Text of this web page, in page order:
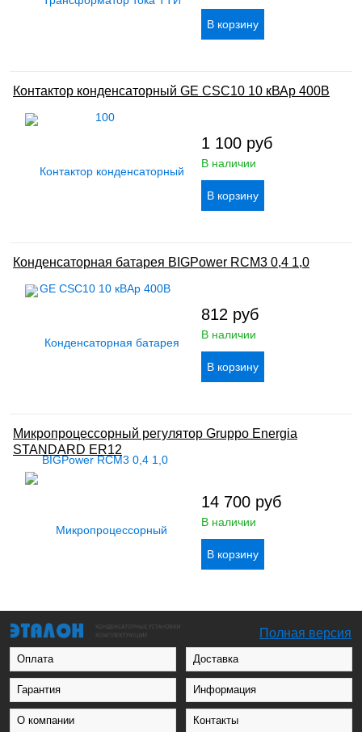
Контактор конденсаторный GE CSC10 10 кВАр 400В
1 100 руб
В наличии
Конденсаторная батарея BIGPower RCM3 0,4 1,0
812 руб
В наличии
Микропроцессорный регулятор Gruppo Energia
STANDARD ER12
14 700 руб
В наличии
Полная версия
Оплата Доставка
Гарантия Информация
О компании Контакты